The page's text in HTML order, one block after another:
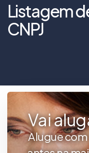
Listagem
CNPJ
Vai
Alugue